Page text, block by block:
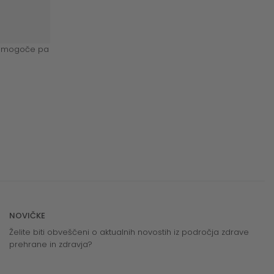
mogoče pa
NOVIČKE
Želite biti obveščeni o aktualnih novostih iz področja zdrave
prehrane in zdravja?